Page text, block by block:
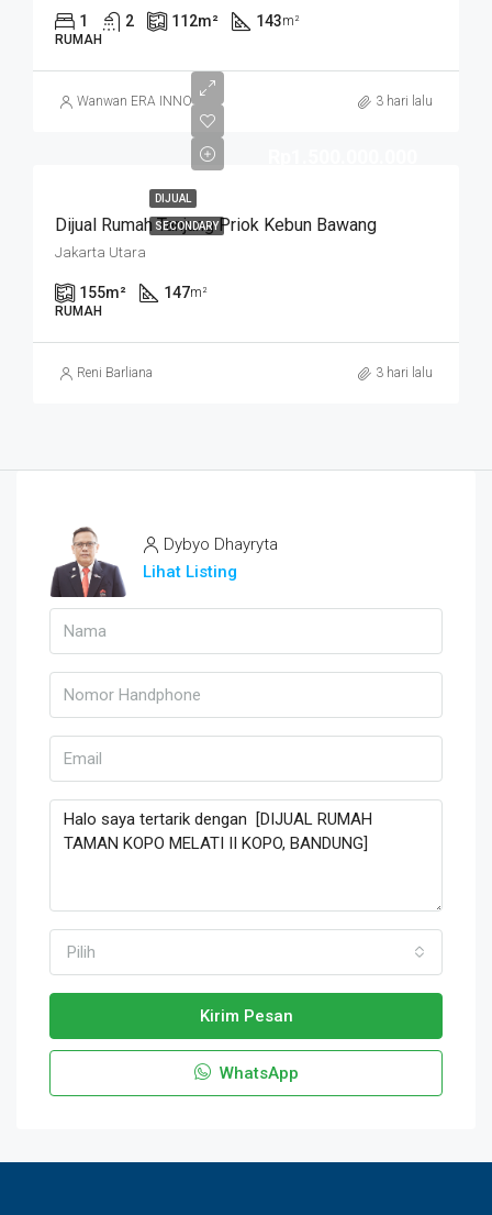
1 2 112m² 143m²
RUMAH
Wanwan ERA INNO 3 hari lalu
DIJUAL
SECONDARY
Dijual Rumah Tanjung Priok Kebun Bawang
Jakarta Utara
155m² 147m²
RUMAH
Reni Barliana 3 hari lalu
Dybyo Dhayryta
Lihat Listing
Pilih
Kirim Pesan
WhatsApp